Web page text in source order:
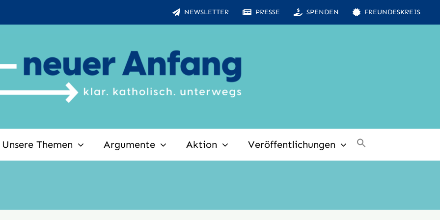
NEWSLETTER PRESSE SPENDEN FREUNDESKREIS
Unsere Themen Argumente Aktion Veröffentlichungen